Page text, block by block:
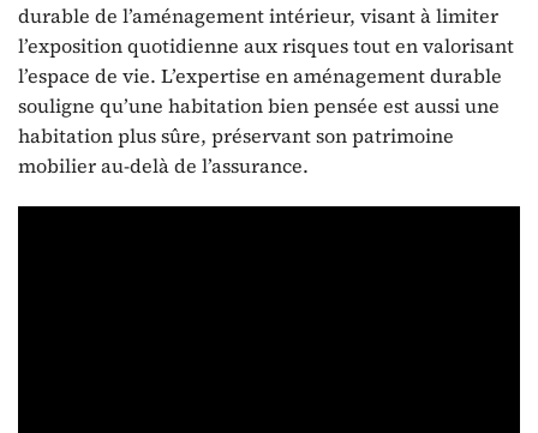
durable de l’aménagement intérieur, visant à limiter
l’exposition quotidienne aux risques tout en valorisant
l’espace de vie. L’expertise en aménagement durable
souligne qu’une habitation bien pensée est aussi une
habitation plus sûre, préservant son patrimoine
mobilier au-delà de l’assurance.